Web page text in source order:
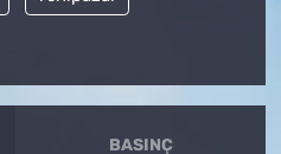
BASINÇ